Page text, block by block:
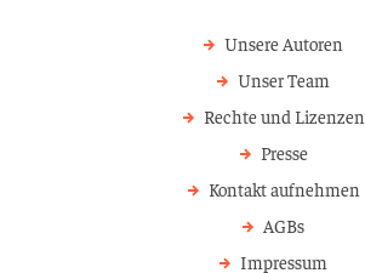
Unsere Autoren
Unser Team
Rechte und Lizenzen
Presse
Kontakt aufnehmen
AGBs
Impressum